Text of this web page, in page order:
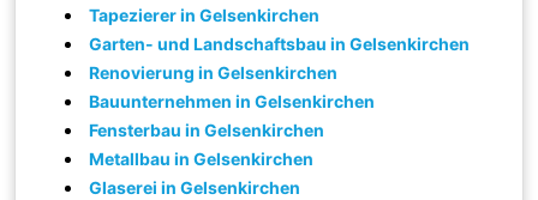
Tapezierer in Gelsenkirchen
Garten- und Landschaftsbau in Gelsenkirchen
Renovierung in Gelsenkirchen
Bauunternehmen in Gelsenkirchen
Fensterbau in Gelsenkirchen
Metallbau in Gelsenkirchen
Glaserei in Gelsenkirchen